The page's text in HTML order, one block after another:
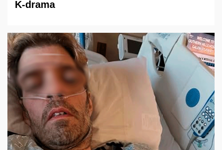
K-drama